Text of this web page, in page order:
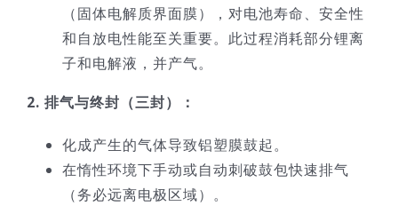
（固体电解质界面膜），对电池寿命、安全性
和自放电性能至关重要。此过程消耗部分锂离
子和电解液，并产气。
2. 排气与终封（三封）：
化成产生的气体导致铝塑膜鼓起。
在惰性环境下手动或自动刺破鼓包快速排气
（务必远离电极区域）。